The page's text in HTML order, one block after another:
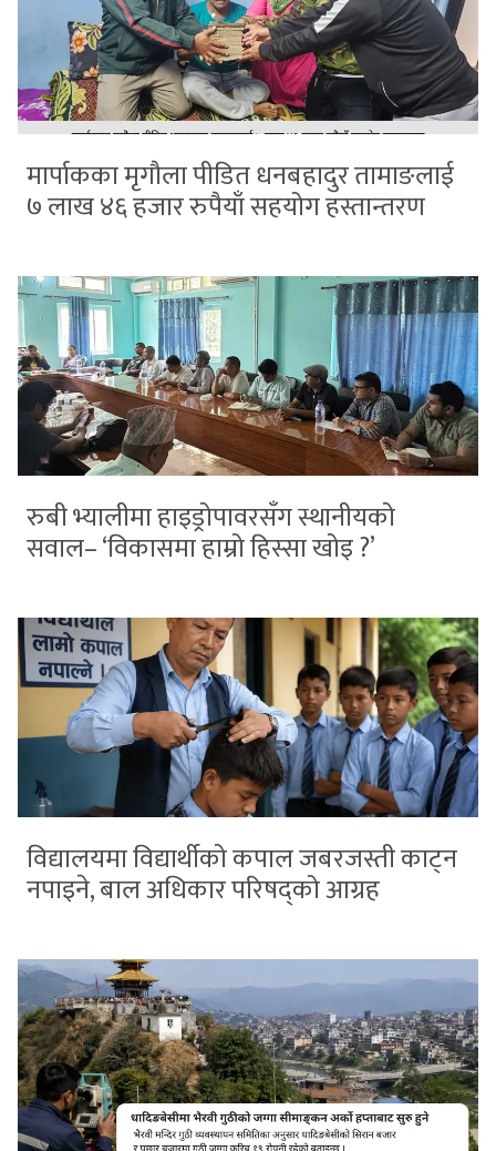
मार्पाकका मृगौला पीडित धनबहादुर तामाङलाई
७ लाख ४६ हजार रुपैयाँ सहयोग हस्तान्तरण
रुबी भ्यालीमा हाइड्रोपावरसँग स्थानीयको
सवाल– ‘विकासमा हाम्रो हिस्सा खोइ ?’
विद्यालयमा विद्यार्थीको कपाल जबरजस्ती काट्न
नपाइने, बाल अधिकार परिषद्को आग्रह